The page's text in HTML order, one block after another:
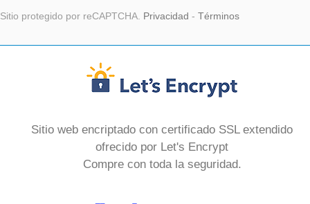
Sitio protegido por reCAPTCHA. Privacidad - Términos
Sitio web encriptado con certificado SSL extendido
ofrecido por Let's Encrypt
Compre con toda la seguridad.